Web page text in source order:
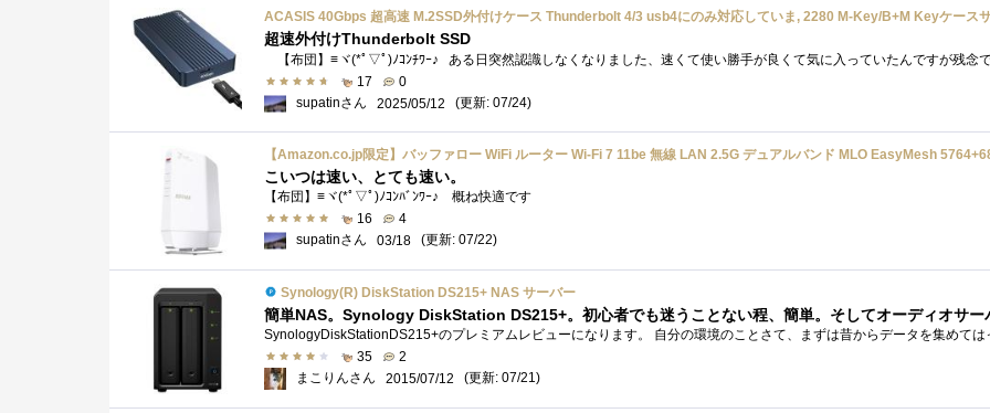
超速外付けThunderbolt SSD
17
0
supatinさん
2025/05/12 (更新: 07/24)
こいつは速い、とても速い。
【布団】≡ヾ(*ﾟ▽ﾟ)ﾉｺﾝﾊﾞﾝﾜｰ♪ 概ね快適です
16
4
supatinさん
03/18 (更新: 07/22)
Synology(R) DiskStation DS215+ NAS サーバー
35
2
まこりんさん
2015/07/12 (更新: 07/21)